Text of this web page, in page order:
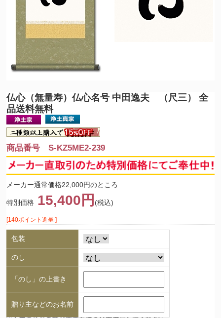
仏心（無量寿）仏心名号 中田逸夫 （尺三） 全
品送料無料
商品番号 S-KZ5ME2-239
メーカー通常価格22,000円のところ
特別価格 15,400円 (税込)
[140ポイント進呈 ]
包装
のし
「のし」の上書き
贈り主などのお名前